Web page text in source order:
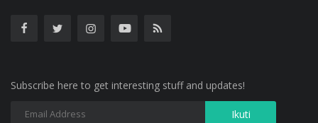
Subscribe here to get interesting stuff and updates!